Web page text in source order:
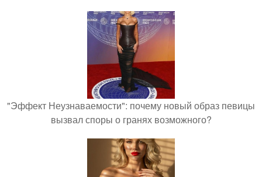
"Эффект Неузнаваемости": почему новый образ певицы
вызвал споры о гранях возможного?